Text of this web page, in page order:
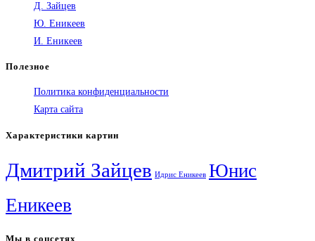
Д. Зайцев
Ю. Еникеев
И. Еникеев
Полезное
Политика конфиденциальности
Карта сайта
Характеристики картин
Дмитрий Зайцев Идрис Еникеев Юнис
Еникеев
Мы в соцсетях